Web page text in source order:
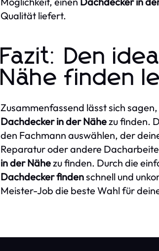
Qualität liefert.
Fazit: Den
Nähe finden
Zusammenfassend lässt sich
Dachdecker in der Nähezu finden.
den Fachmann auswählen, der
Reparatur oder andere
in der Nähezu finden. Durch die
Dachdecker findenschnell und
Meister-Job die beste Wahl für